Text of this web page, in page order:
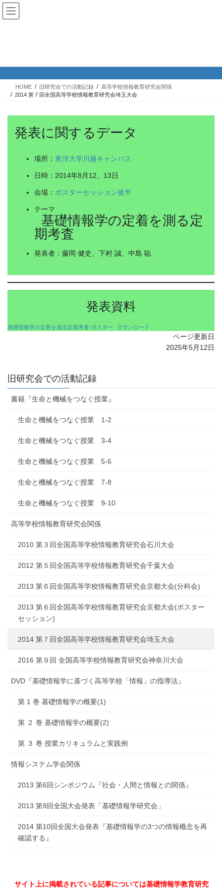
コ
ン
ス
ナ
ビ
ン
HOME 旧研究会での活動記録
高等学校情報教育研究会関係
2014 第７回全国高等学校情報教育研究会埼玉大会
発表に関するデータ
場所： 東洋大学川越キャンパス
日時：2014年8月12、13日
会場： ポスターセッション後半
テーマ
基礎情報学の定着を測る定
期考査
発表者：藤岡 健史、下村 誠、中島 聡
発表資料
基礎情報学の定着を測る定期考査-ポスター ダウンロード
ページ更新日
2025年5月12日
旧研究会での活動記録
書籍『生命と機械をつなぐ授業』
生命と機械をつなぐ授業 1-2
生命と機械をつなぐ授業 3-4
生命と機械をつなぐ授業 5-6
生命と機械をつなぐ授業 7-8
生命と機械をつなぐ授業 9-10
高等学校情報教育研究会関係
2010 第３回全国高等学校情報教育研究会石川大会
2012 第５回全国高等学校情報教育研究会千葉大会
2013 第６回全国高等学校情報教育研究会京都大会(分科会)
2013 第６回全国高等学校情報教育研究会京都大会(ポスター
セッション)
2014 第７回全国高等学校情報教育研究会埼玉大会
2016 第９回 全国高等学校情報教育研究会神奈川大会
DVD『基礎情報学に基づく高等学校「情報」の指導法』
第 1 巻 基礎情報学の概要(1)
第 ２ 巻 基礎情報学の概要(2)
第 ３ 巻 授業カリキュラムと実践例
情報システム学会関係
2013 第6回シンポジウム『社会・人間と情報との関係』
2013 第9回全国大会発表「基礎情報学研究会」
2014 第10回全国大会発表『基礎情報学の3つの情報概念を再
確認する』
サイト上に掲載されている記事については基礎情報学教育研究